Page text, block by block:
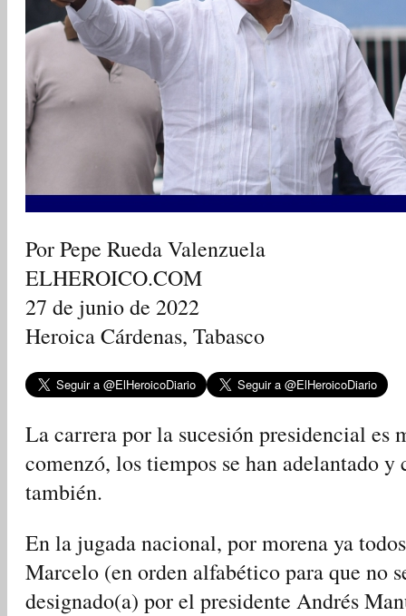
Por Pepe Rueda Valenzuela
ELHEROICO.COM
27 de junio de 2022
Heroica Cárdenas, Tabasco
La carrera por la sucesión presidencial es
comenzó, los tiempos se han adelantado
también.
En la jugada nacional, por morena ya
Marcelo (en orden alfabético para que no
designado(a) por el presidente Andrés